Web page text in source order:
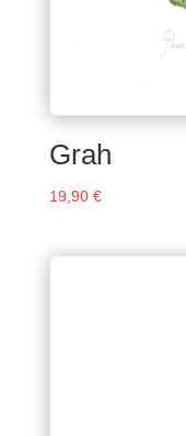
Grah
19,90 €